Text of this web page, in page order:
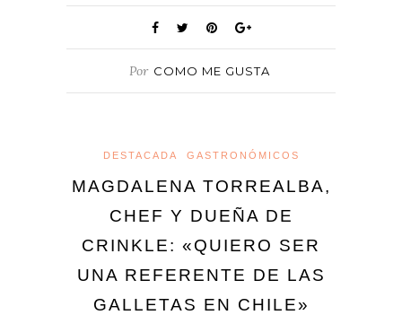
Por COMO ME GUSTA
DESTACADA GASTRONÓMICOS
MAGDALENA TORREALBA,
CHEF Y DUEÑA DE
CRINKLE: «QUIERO SER
UNA REFERENTE DE LAS
GALLETAS EN CHILE»